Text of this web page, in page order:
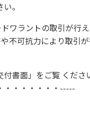
。
ワラントの取引が行え
不可抗力により取引
書面」をご覧 くださ
・・・・・・・-----